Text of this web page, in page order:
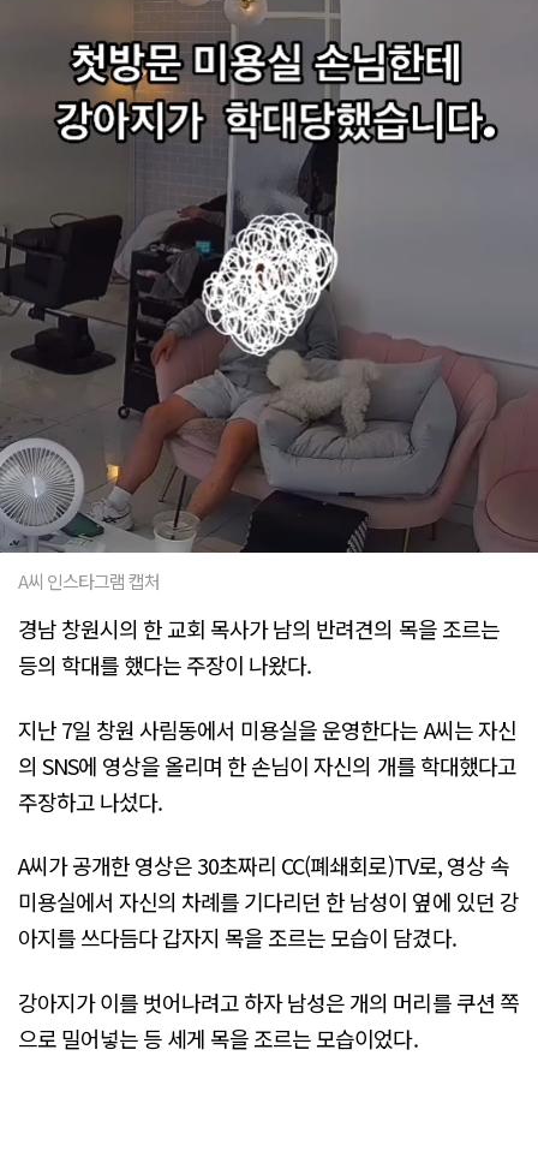
A씨 인스타그램 캡처
경남 창원시의 한 교회 목사가 남의 반려견의 목을 조르는
등의 학대를 했다는 주장이 나왔다.
지난 7일 창원 사림동에서 미용실을 운영한다는 A씨는 자신
의 SNS에 영상을 올리며 한 손님이 자신의 개를 학대했다고
주장하고 나섰다.
A씨가 공개한 영상은 30초짜리 CC(폐쇄회로)TV로, 영상 속
미용실에서 자신의 차례를 기다리던 한 남성이 옆에 있던 강
아지를 쓰다듬다 갑자지 목을 조르는 모습이 담겼다.
강아지가 이를 벗어나려고 하자 남성은 개의 머리를 쿠션 쪽
으로 밀어넣는 등 세게 목을 조르는 모습이었다.